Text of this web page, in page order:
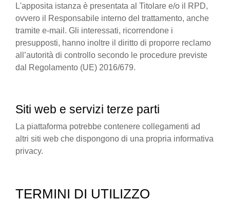
L'apposita istanza è presentata al Titolare e/o il RPD,
ovvero il Responsabile interno del trattamento, anche
tramite e-mail. Gli interessati, ricorrendone i
presupposti, hanno inoltre il diritto di proporre reclamo
all’autorità di controllo secondo le procedure previste
dal Regolamento (UE) 2016/679.
Siti web e servizi terze parti
La piattaforma potrebbe contenere collegamenti ad
altri siti web che dispongono di una propria informativa
privacy.
TERMINI DI UTILIZZO